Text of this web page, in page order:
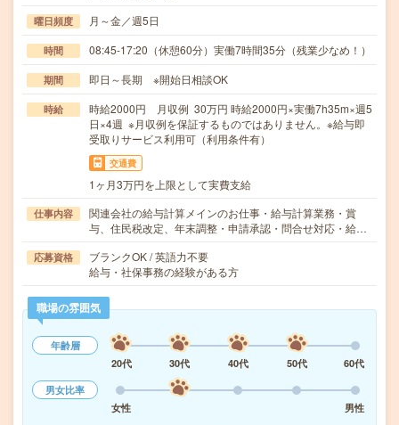
曜日頻度 月～金／週5日
時間 08:45-17:20（休憩60分）実働7時間35分（残業少なめ！）
期間 即日～長期 ※開始日相談OK
時給
時給2000円 月収例 30万円 時給2000円×実働7h35m×週5
日×4週 ※月収例を保証するものではありません。※給与即
受取りサービス利用可（利用条件有）
交通費
1ヶ月3万円を上限として実費支給
仕事内容
関連会社の給与計算メインのお仕事・給与計算業務・賞
与、住民税改定、年末調整・申請承認・問合せ対応・給…
応募資格
ブランクOK / 英語力不要
給与・社保事務の経験がある方
職場の雰囲気
年齢層
20代
30代 40代 50代
60代
男女比率
女性
男性